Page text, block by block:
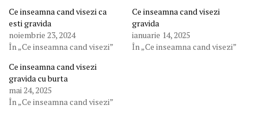
Ce inseamna cand visezi ca
esti gravida
noiembrie 23, 2024
În „Ce inseamna cand visezi”
Ce inseamna cand visezi
gravida
ianuarie 14, 2025
În „Ce inseamna cand visezi”
Ce inseamna cand visezi
gravida cu burta
mai 24, 2025
În „Ce inseamna cand visezi”